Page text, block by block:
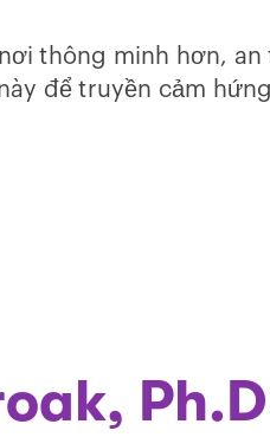
thông minh hơn, an
để truyền cảm
Ph.D